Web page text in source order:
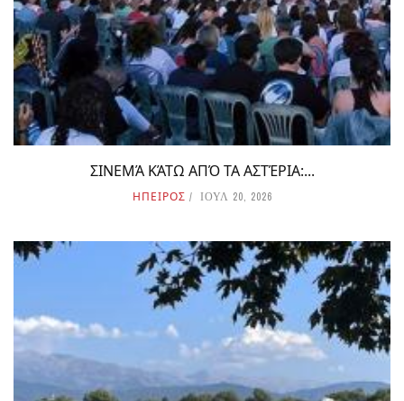
ΣΙΝΕΜΆ ΚΆΤΩ ΑΠΌ ΤΑ ΑΣΤΈΡΙΑ:...
ΗΠΕΙΡΟΣ ΙΟΥΛ 20, 2026